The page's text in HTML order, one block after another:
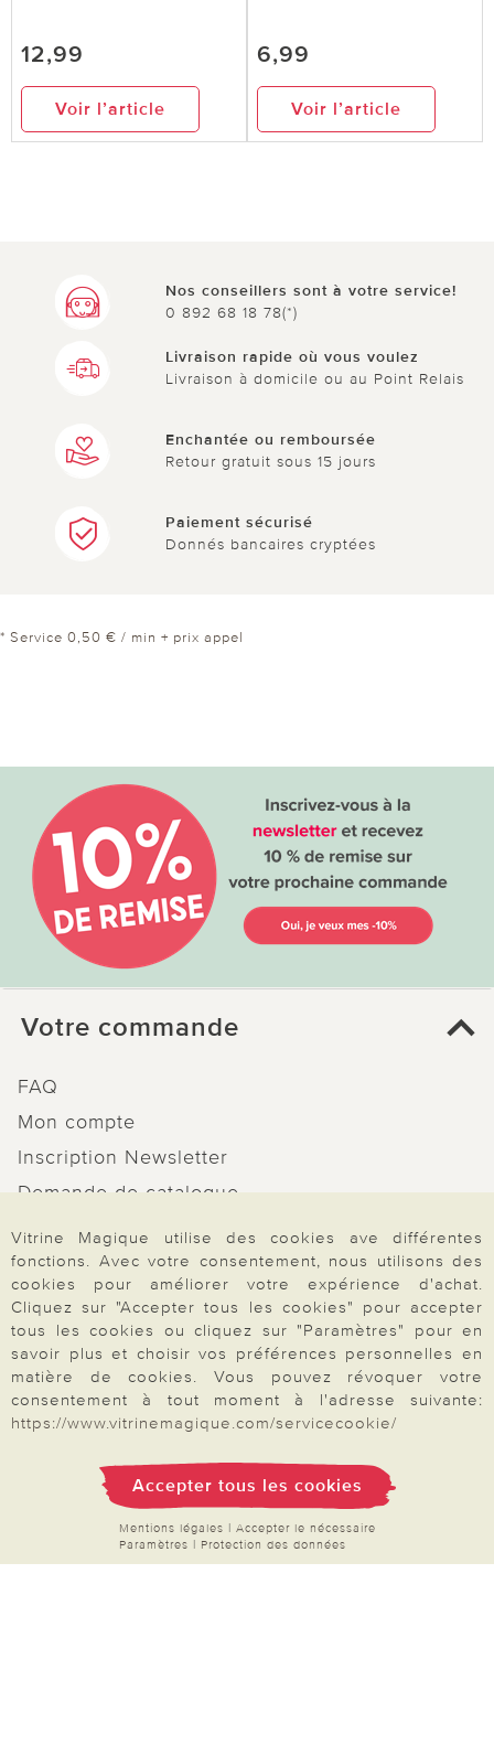
12,99
Voir l’article
6,99
Voir l’article
Nos conseillers sont à votre service!
0 892 68 18 78(*)
Livraison rapide où vous voulez
Livraison à domicile ou au Point Relais
Enchantée ou remboursée
Retour gratuit sous 15 jours
Paiement sécurisé
Donnés bancaires cryptées
* Service 0,50 € / min + prix appel
Votre commande
FAQ
Mon compte
Inscription Newsletter
Demande de catalogue
Données personnelles
Droit de rétractation
Rétractation
Paiement & Livraison
À propos de nous
Vitrine Magique utilise des cookies ave différentes
fonctions. Avec votre consentement, nous utilisons des
cookies pour améliorer votre expérience d'achat.
Cliquez sur "Accepter tous les cookies" pour accepter
tous les cookies ou cliquez sur "Paramètres" pour en
savoir plus et choisir vos préférences personnelles en
matière de cookies. Vous pouvez révoquer votre
consentement à tout moment à l'adresse suivante:
https://www.vitrinemagique.com/servicecookie/
Accepter tous les cookies
Mentions légales | Accepter le nécessaire
Paramètres | Protection des données